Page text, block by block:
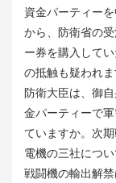
資金パーティー
から、防衛省の
ー券を購入して
の抵触も疑われま
防衛大臣は、御
金パーティーで
ていますか。次
電機の三社につ
戦闘機の輸出解